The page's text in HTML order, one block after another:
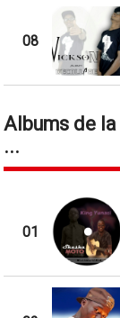
08
Albums de
...
01